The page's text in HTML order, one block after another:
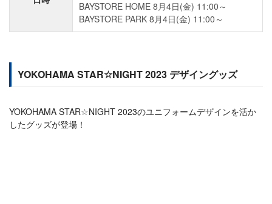
BAYSTORE HOME 8月4日(金) 11:00～
BAYSTORE PARK 8月4日(金) 11:00～
YOKOHAMA STAR☆NIGHT 2023 デザイングッズ
YOKOHAMA STAR☆NIGHT 2023のユニフォームデザインを活か
したグッズが登場！